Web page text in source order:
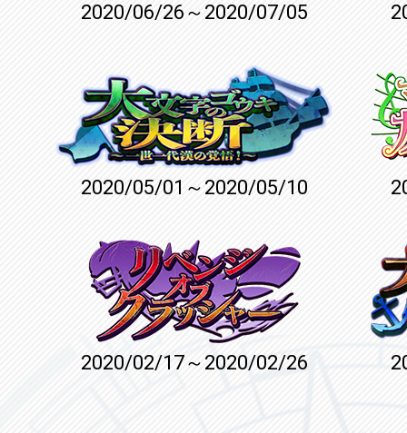
2020/06/26～2020/07/05
2020/05/01～2020/05/10
2020/02/17～2020/02/26